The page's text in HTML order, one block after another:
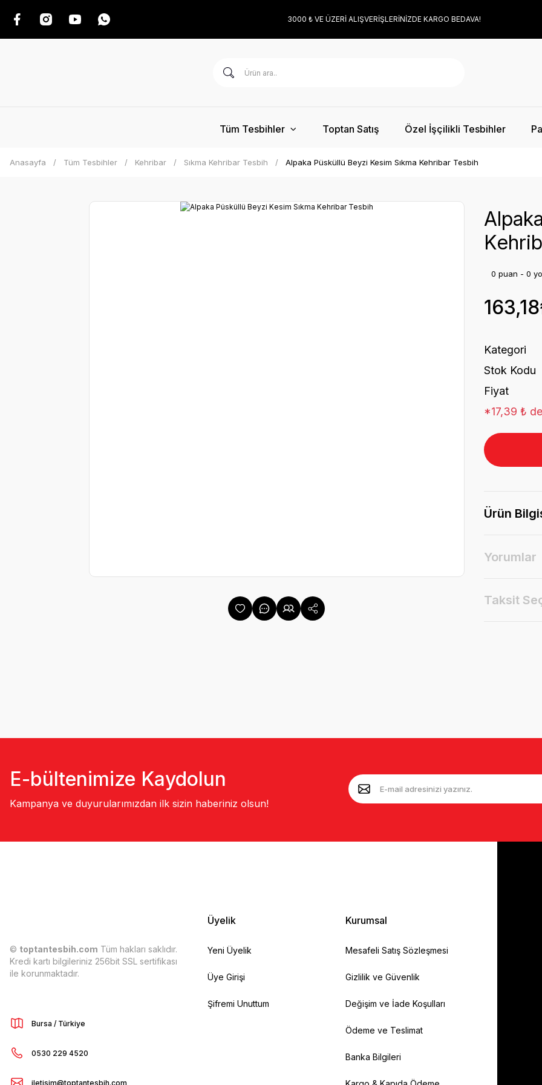
3000 ₺ VE ÜZERİ ALIŞVERİŞLERİNİZDE KARGO BEDAVA!
Tüm Tesbihler Toptan Satış Özel İşçilikli Tesbihler
Anasayfa Tüm Tesbihler Kehribar Sıkma Kehribar Tesbih Alpaka Püsküllü Beyzi Kesim Sıkma Kehribar Tesbih
0 puan - 0
Kategori
Stok Kodu
Fiyat
*17,39 ₺
Ürün
Yorumlar
Taksit
E-bültenimize Kaydolun
Kampanya ve duyurularımızdan ilk sizin haberiniz olsun!
© toptantesbih.com Tüm hakları saklıdır.
Kredi kartı bilgileriniz 256bit SSL sertifikası
ile korunmaktadır.
Bursa / Türkiye
0530 229 4520
iletisim@toptantesbih.com
Üyelik
Yeni Üyelik
Üye Girişi
Şifremi Unuttum
Kurumsal
Mesafeli Satış Sözleşmesi
Gizlilik ve Güvenlik
Değişim ve İade Koşulları
Ödeme ve Teslimat
Banka Bilgileri